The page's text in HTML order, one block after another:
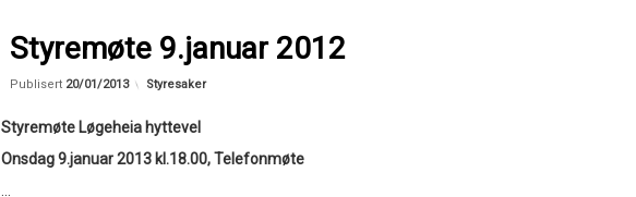
Styremøte 9.januar 2012
Publisert 20/01/2013
Oppdatert
Kategorier:
Styresaker
Styremøte Løgeheia hyttevel
Onsdag 9.januar 2013 kl.18.00, Telefonmøte